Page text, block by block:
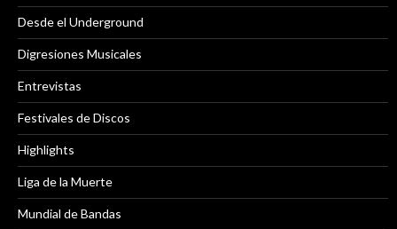
Desde el Underground
Digresiones Musicales
Entrevistas
Festivales de Discos
Highlights
Liga de la Muerte
Mundial de Bandas